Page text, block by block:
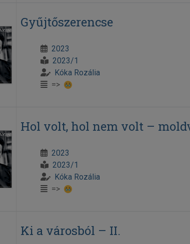
Gyűjtőszerencse
2023
2023/1
Kóka Rozália
=>
Hol volt, hol nem volt –
2023
2023/1
Kóka Rozália
=>
Ki a városból – II.